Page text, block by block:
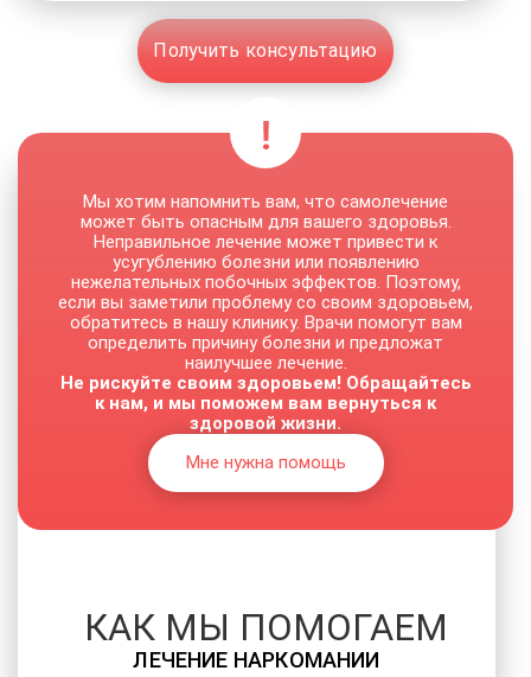
Получить консультацию
ЛЕЧЕНИЕ НАРКОМАНИИ
Мы хотим напомнить вам, что самолечение
может быть опасным для вашего здоровья.
Неправильное лечение может привести к
усугублению болезни или появлению
нежелательных побочных эффектов. Поэтому,
если вы заметили проблему со своим здоровьем,
обратитесь в нашу клинику. Врачи помогут вам
определить причину болезни и предложат
наилучшее лечение.
Не рискуйте своим здоровьем! Обращайтесь
к нам, и мы поможем вам вернуться к
здоровой жизни.
Мне нужна помощь
КАК МЫ ПОМОГАЕМ